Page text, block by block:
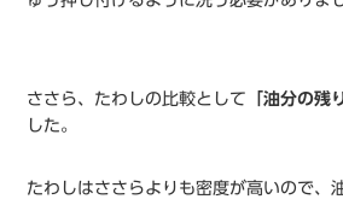
ささら、たわしの比較として 「油分の残
した。
たわしはささらよりも密度が高いので、